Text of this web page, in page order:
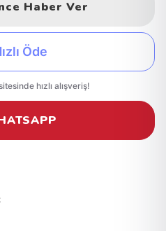
Haber Ver